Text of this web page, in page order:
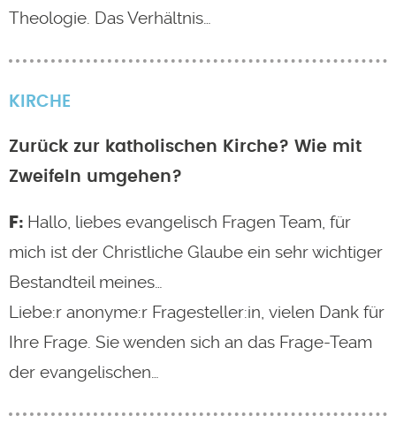
Theologie. Das Verhältnis…
KIRCHE
Zurück zur katholischen Kirche? Wie mit
Zweifeln umgehen?
Hallo, liebes evangelisch Fragen Team, für
mich ist der Christliche Glaube ein sehr wichtiger
Bestandteil meines…
Liebe:r anonyme:r Fragesteller:in, vielen Dank für
Ihre Frage. Sie wenden sich an das Frage-Team
der evangelischen…